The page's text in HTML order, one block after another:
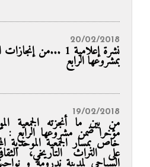
20/02/2018
نشرة إعلامية 1 ...من
بمشروعها الرابع
19/02/2018
من بين ما أنجزته الجمعية
مؤخرا ضمن مشروعها الرابع
خاص بمسار الجمعية الموحدية
على التراث التاريخي،